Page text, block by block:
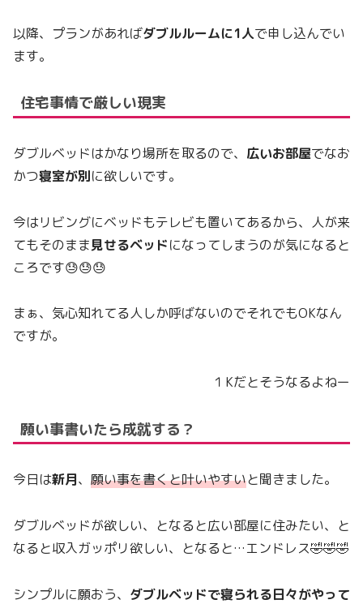
以降、プランがあればダブルルームに1人で申し込んでい
ます。
住宅事情で厳しい現実
ダブルベッドはかなり場所を取るので、 広いお部屋でなお
かつ寝室が別に欲しいです。
今はリビングにベッドもテレビも置いてあるから、人が来
てもそのまま見せるベッドになってしまうのが気になると
ころです😓😓😓
まぁ、気心知れてる人しか呼ばないのでそれでもOKなん
ですが。
１Kだとそうなるよねー
願い事書いたら成就する？
今日は新月、 願い事を書くと叶いやすいと聞きました。
ダブルベッドが欲しい、となると広い部屋に住みたい、と
なると収入ガッポリ欲しい、となると…エンドレス🤣🤣🤣
シンプルに願おう、 ダブルベッドで寝られる日々がやって